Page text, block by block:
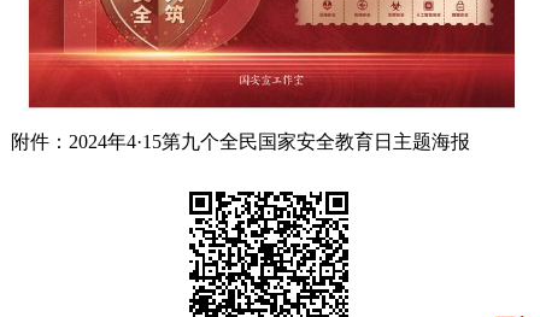
附件：2024年4·15第九个全民国家安全教育日主题海报